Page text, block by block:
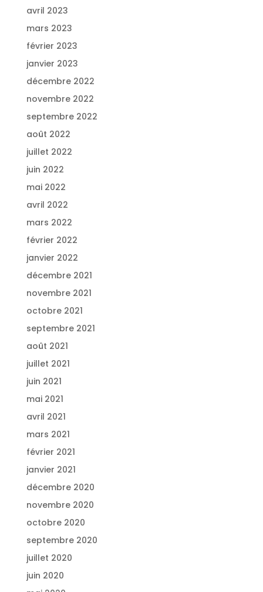
avril 2023
mars 2023
février 2023
janvier 2023
décembre 2022
novembre 2022
septembre 2022
août 2022
juillet 2022
juin 2022
mai 2022
avril 2022
mars 2022
février 2022
janvier 2022
décembre 2021
novembre 2021
octobre 2021
septembre 2021
août 2021
juillet 2021
juin 2021
mai 2021
avril 2021
mars 2021
février 2021
janvier 2021
décembre 2020
novembre 2020
octobre 2020
septembre 2020
juillet 2020
juin 2020